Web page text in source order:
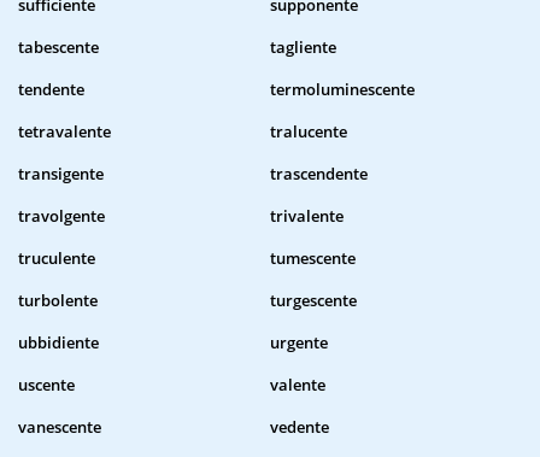
sufficiente
supponente
tabescente
tagliente
tendente
termoluminescente
tetravalente
tralucente
transigente
trascendente
travolgente
trivalente
truculente
tumescente
turbolente
turgescente
ubbidiente
urgente
uscente
valente
vanescente
vedente